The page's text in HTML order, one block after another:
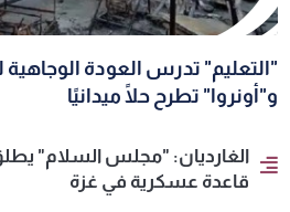
"التعليم" تدرس العودة الوجاهية
و"أونروا" تطرح حلًا ميدانيًا
الغارديان: "مجلس السلام"
قاعدة عسكرية في غزة